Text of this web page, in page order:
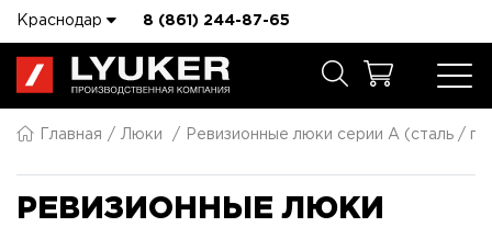
Краснодар 8 (861) 244-87-65
Главная Люки Ревизионные люки серии A (сталь /
РЕВИЗИОННЫЕ ЛЮКИ